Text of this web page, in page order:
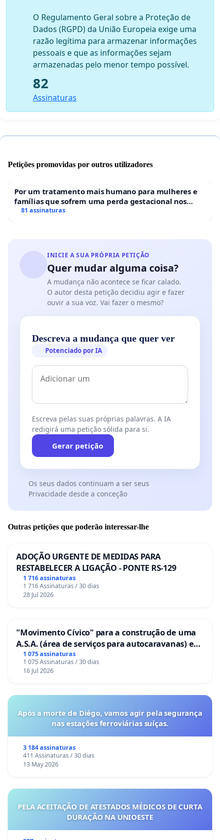
O Regulamento Geral sobre a Proteção de
Dados (RGPD) da União Europeia exige uma
razão legítima para armazenar informações
pessoais e que as informações sejam
armazenadas pelo menor tempo possível.
82
Assinaturas
Petições promovidas por outros utilizadores
Por um tratamento mais humano para mulheres e
famílias que sofrem uma perda gestacional nos
hospitais portugueses
81 assinaturas
INICIE A SUA PRÓPRIA PETIÇÃO
Quer mudar alguma coisa?
A mudança não acontece se ficar calado.
O autor desta petição decidiu agir e fazer
ouvir a sua voz. Vai fazer o mesmo?
Descreva a mudança que quer ver
Potenciado por IA
Escreva pelas suas próprias palavras. A IA
redigirá uma petição sólida para si.
Gerar petição
Os seus dados continuam a ser seus
Privacidade desde a conceção
Outras petições que poderão interessar-lhe
ADOÇÃO URGENTE DE MEDIDAS PARA
RESTABELECER A LIGAÇÃO - PONTE RS-129
1 716 assinaturas
1 716 Assinaturas / 30 dias
28 Jul 2026
"Movimento Cívico" para a construção de uma
A.S.A. (área de serviços para autocaravanas) em
Coimbra
1 075 assinaturas
1 075 Assinaturas / 30 dias
16 Jul 2026
Após a morte de Diégo, vamos agir pela segurança
nas estações ferroviárias suíças.
3 184 assinaturas
411 Assinaturas / 30 dias
13 May 2026
PELA ACEITAÇÃO DE ATESTADOS MÉDICOS DE CURTA
DURAÇÃO NA UNIOESTE